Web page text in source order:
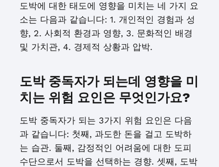
도박에 대한 태도에 영향을 미치는 네 가지 요
소는 다음과 같습니다: 1. 개인적인 경험과 성
향, 2. 사회적 환경과 영향, 3. 문화적인 배경
및 가치관, 4. 경제적 상황과 압박.
도박 중독자가 되는데 영향을 미
치는 위험 요인은 무엇인가요?
도박 중독자가 되는 3가지 위험 요인은 다음
과 같습니다: 첫째, 과도한 돈을 걸고 도박하
는 습관. 둘째, 감정적인 어려움에 대한 도피
수단으로서 도박을 선택하는 경향. 셋째, 도박